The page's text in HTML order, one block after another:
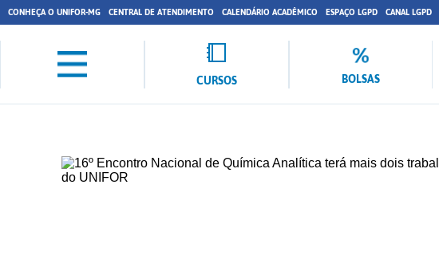
CONHEÇA O UNIFOR-MG CENTRAL DE ATENDIMENTO CALENDÁRIO ACADÊMICO ESPAÇO LGPD CANAL LGPD
CURSOS BOLSAS